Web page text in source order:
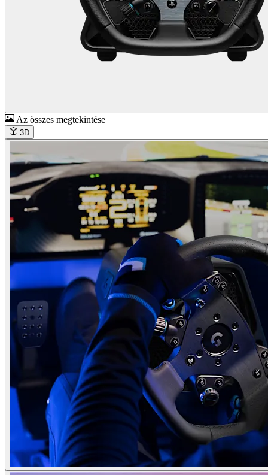
Az összes megtekintése
3D